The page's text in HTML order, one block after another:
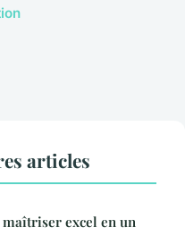
articles
excel en un